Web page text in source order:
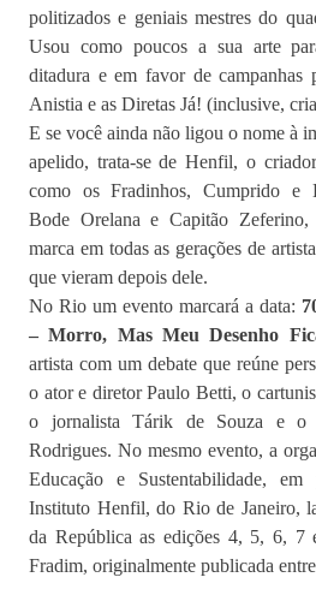
politizados e geniais mestres do
Usou como poucos a sua arte
ditadura e em favor de campanhas
Anistia e as Diretas Já! (inclusive,
E se você ainda não ligou o nome à
apelido, trata-se de Henfil, o
como os Fradinhos, Cumprido e
Bode Orelana e Capitão
marca em todas as gerações de
que vieram depois dele.
No Rio um evento marcará a data:
– Morro, Mas Meu Desenho
artista com um debate que reúne
o ator e diretor Paulo Betti, o
o jornalista Tárik de Souza e o
Rodrigues. No mesmo evento, a
Educação e Sustentabilidade,
Instituto Henfil, do Rio de Janeiro,
da República as edições 4, 5, 6, 7
Fradim, originalmente publicada